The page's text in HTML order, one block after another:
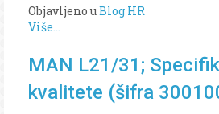
Objavljeno uBlog HR
Više...
MAN L21/31;
kvalitete (šifra